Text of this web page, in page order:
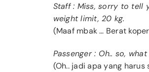
Staff : Miss, sorry to tell
weight limit, 20 kg.
(Maaf mbak … Berat
Passenger : Oh.. so,
(Oh.. jadi apa yang harus